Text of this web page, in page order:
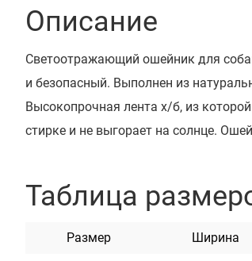
Описание
Светоотражающий ошейник для
и безопасный. Выполнен из
Высокопрочная лента х/б, из
стирке и не выгорает на солнце.
адрес, номер микрочипа и т.п.
два ряда светоотражающих
Таблица
Размер Ширина